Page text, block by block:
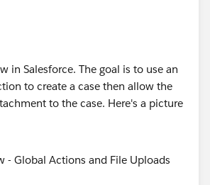
in Salesforce. The goal is to use an
to create a case then allow the
to the case. Here's a picture